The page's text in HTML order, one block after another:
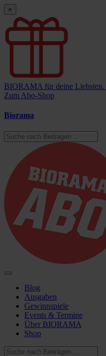
×
BIORAMA für deine Liebsten.
Zum Abo-Shop
Biorama
Blog
Ausgaben
Gewinnspiele
Events & Termine
Über BIORAMA
Shop